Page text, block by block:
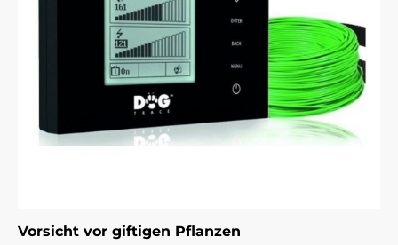
Vorsicht vor giftigen Pflanzen